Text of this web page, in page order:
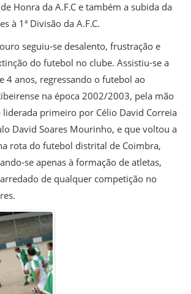
Honra da A.F.C e também a subida da
à 1ª Divisão da A.F.C.
seguiu-se desalento, frustração e
do futebol no clube. Assistiu-se a
4 anos, regressando o futebol ao
na época 2002/2003, pela mão
liderada primeiro por Célio David Correia
David Soares Mourinho, e que voltou a
rota do futebol distrital de Coimbra,
se apenas à formação de atletas,
de qualquer competição no